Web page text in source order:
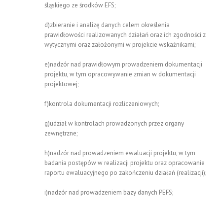
śląskiego ze środków EFS;
d)zbieranie i analizę danych celem określenia
prawidłowości realizowanych działań oraz ich zgodności z
wytycznymi oraz założonymi w projekcie wskaźnikami;
e)nadzór nad prawidłowym prowadzeniem dokumentacji
projektu, w tym opracowywanie zmian w dokumentacji
projektowej;
f)kontrola dokumentacji rozliczeniowych;
g)udział w kontrolach prowadzonych przez organy
zewnętrzne;
h)nadzór nad prowadzeniem ewaluacji projektu, w tym
badania postępów w realizacji projektu oraz opracowanie
raportu ewaluacyjnego po zakończeniu działań (realizacji);
i)nadzór nad prowadzeniem bazy danych PEFS;